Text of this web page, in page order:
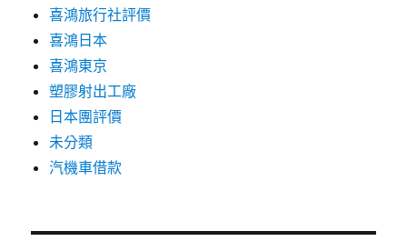
喜鴻旅行社評價
喜鴻日本
喜鴻東京
塑膠射出工廠
日本團評價
未分類
汽機車借款